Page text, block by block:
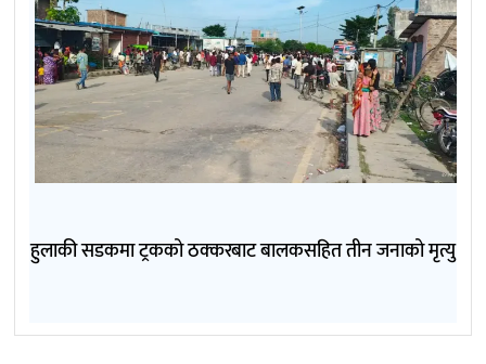
हुलाकी सडकमा ट्रकको ठक्करबाट बालकसहित तीन जनाको मृत्यु